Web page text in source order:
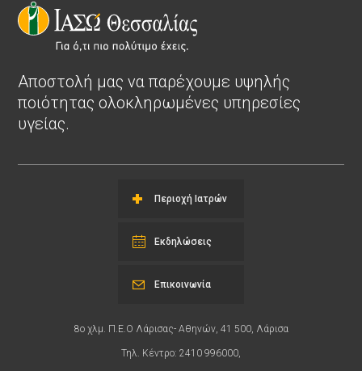
Αποστολή μας να παρέχουμε υψηλής
ποιότητας ολοκληρωμένες υπηρεσίες
υγείας.
Περιοχή Ιατρών
Εκδηλώσεις
8ο χλμ. Π.Ε.Ο Λάρισας- Αθηνών, 41 500, Λάρισα
Τηλ. Κέντρο: 2410 996000,
Επικοινωνία